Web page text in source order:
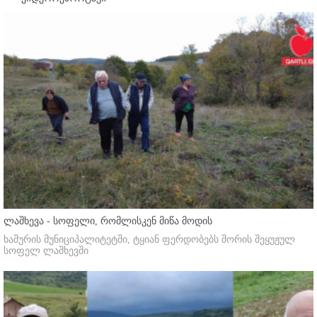
ლაშხევა - სოფელი, რომლისკენ მიწა მოდის
ხაშურის მუნიციპალიტეტში, ტყიან ფერდობებს შორის შეყუჟულ
სოფელ ლაშხევში